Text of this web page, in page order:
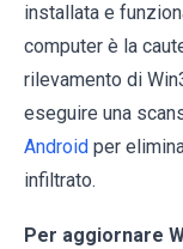
installata e
computer è la
rilevamento di
eseguire una
Android per
infiltrato.
Per aggiornare